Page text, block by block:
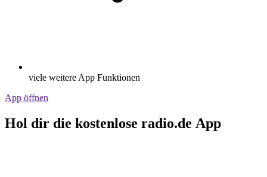
viele weitere App Funktionen
App öffnen
Hol dir die kostenlose radio.de App